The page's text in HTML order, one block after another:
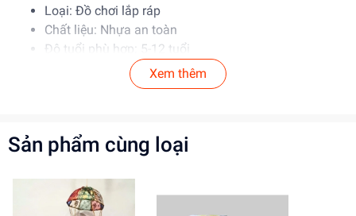
Loại: Đồ chơi lắp ráp
Chất liệu: Nhựa an toàn
Độ tuổi phù hợp: 5-12 tuổi
Hướng Dẫn Sử Dụng
Giám sát trẻ em khi sử dụng sản phẩm
Lợi Ích Phát Triển
Phát triển tư duy và sáng tạo
Xem thêm
Sản phẩm cùng loại